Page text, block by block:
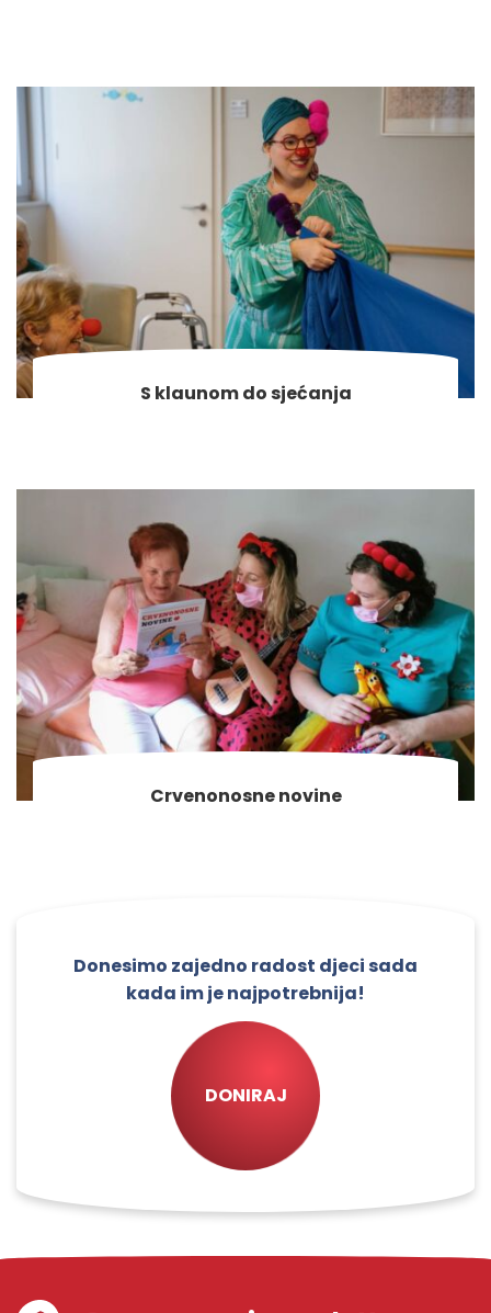
S klaunom do sjećanja
Crvenonosne novine
Donesimo zajedno radost djeci sada
kada im je najpotrebnija!
DONIRAJ